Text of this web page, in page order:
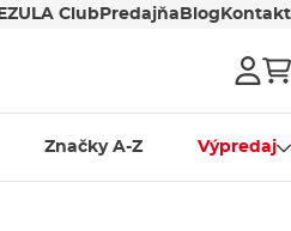
Club Predajňa Blog Kontakt
Značky A-Z Výpredaj